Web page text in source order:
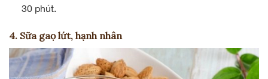
30 phút.
4. Sữa gaọ lứt, hạnh nhân